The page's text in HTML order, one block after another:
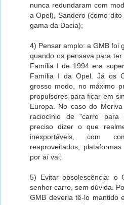
nunca redundaram com
a Opel), Sandero (como
gama da Dacia);
4) Pensar amplo: a GMB foi
quando os pensava para
Família I de 1994 era
Família I da Opel. Já os
grosso modo, no máximo
propulsores para ficar em
Europa. No caso do
raciocínio de "carro para
preciso dizer o que
inexportáveis, com
reaproveitados,
por aí vai;
5) Evitar obsolescência: o
senhor carro, sem dúvida.
GMB deveria tê-lo mantido